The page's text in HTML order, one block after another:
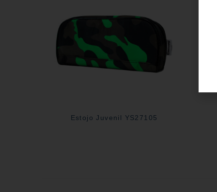
Estojo Juvenil YS27105